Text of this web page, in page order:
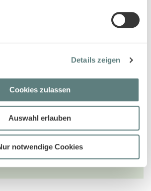
Details zeigen
Cookies zulassen
Auswahl erlauben
notwendige Cookies
Mutter stillt, bevor du einen Stilltee oder
möchten
erst in einem Jahr Sinn macht,
vermutlich im Schrank vergessen
ist ganz normal. Damit vermeidest du